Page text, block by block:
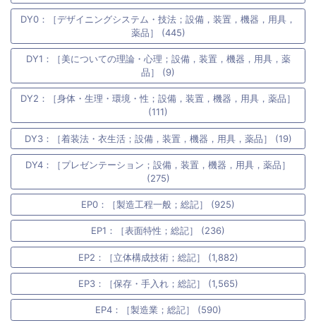
DY0：［デザイニングシステム・技法；設備，装置，機器，用具，
薬品］ (445)
DY1：［美についての理論・心理；設備，装置，機器，用具，薬
品］ (9)
DY2：［身体・生理・環境・性；設備，装置，機器，用具，薬品］
(111)
DY3：［着装法・衣生活；設備，装置，機器，用具，薬品］ (19)
DY4：［プレゼンテーション；設備，装置，機器，用具，薬品］
(275)
EP0：［製造工程一般；総記］ (925)
EP1：［表面特性；総記］ (236)
EP2：［立体構成技術；総記］ (1,882)
EP3：［保存・手入れ；総記］ (1,565)
EP4：［製造業；総記］ (590)